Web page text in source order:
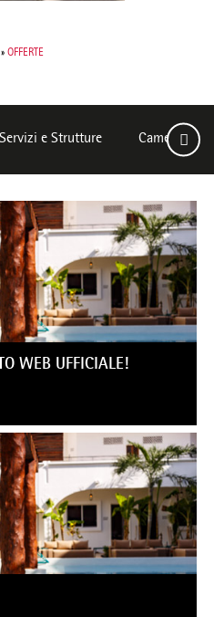
» OFFERTE
Servizi e Strutture Camere
WEB UFFICIALE!